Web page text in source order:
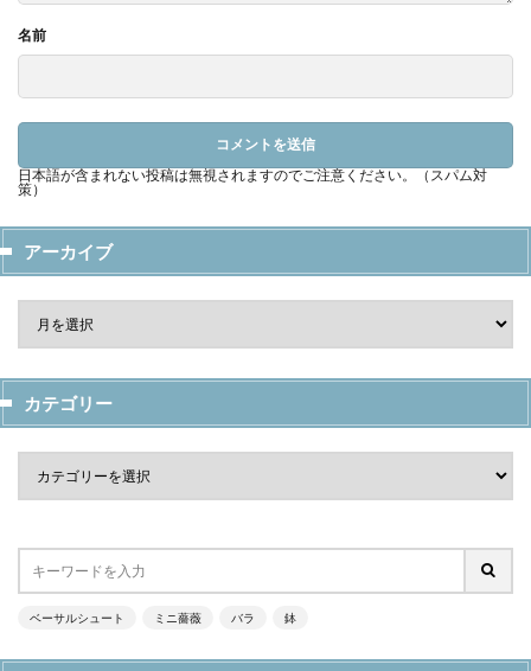
名前
日本語が含まれない投稿は無視されますのでご注意ください。（スパム対
策）
アーカイブ
カテゴリー
ベーサルシュート ミニ薔薇 バラ 鉢